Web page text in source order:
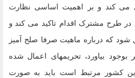
می کند و بر اهمیت اساسی نظارت
در طرح مشترک اقدام تاکید می کند و
که درباره ماهیت صرفا صلح آمیز
بیاورد، تحریمهای اعمال شده
کشور مرتبط است باید به صورت